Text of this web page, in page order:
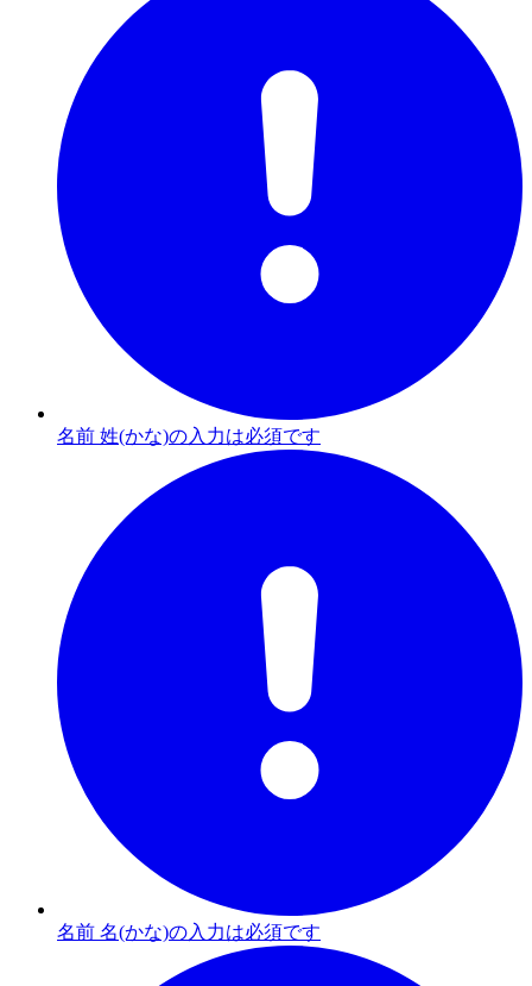
名前 姓(かな)の入力は必須です
名前 名(かな)の入力は必須です